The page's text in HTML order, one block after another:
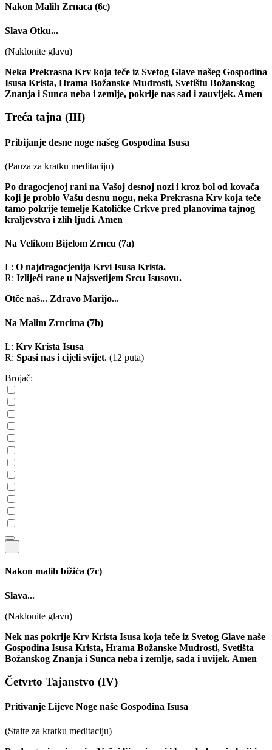
Nakon Malih Zrnaca (6c)
Slava Otku...
(Naklonite glavu)
Neka Prekrasna Krv koja teče iz Svetog Glave našeg Gospodina
Isusa Krista, Hrama Božanske Mudrosti, Svetištu Božanskog
Znanja i Sunca neba i zemlje, pokrije nas sad i zauvijek. Amen
Treća tajna (III)
Pribijanje desne noge našeg Gospodina Isusa
(Pauza za kratku meditaciju)
Po dragocjenoj rani na Vašoj desnoj nozi i kroz bol od kovača
koji je probio Vašu desnu nogu, neka Prekrasna Krv koja teče
tamo pokrije temelje Katoličke Crkve pred planovima tajnog
kraljevstva i zlih ljudi. Amen
Na Velikom Bijelom Zrncu (7a)
L: O najdragocjenija Krvi Isusa Krista.
R: Izliječi rane u Najsvetijem Srcu Isusovu.
Otče naš... Zdravo Marijo...
Na Malim Zrncima (7b)
L: Krv Krista Isusa
R: Spasi nas i cijeli svijet. (12 puta)
Brojač:
Nakon malih bižića (7c)
Slava...
(Naklonite glavu)
Nek nas pokrije Krv Krista Isusa koja teče iz Svetog Glave naše
Gospodina Isusa Krista, Hrama Božanske Mudrosti, Svetišta
Božanskog Znanja i Sunca neba i zemlje, sada i uvijek. Amen
Četvrto Tajanstvo (IV)
Pritivanje Lijeve Noge naše Gospodina Isusa
(Staite za kratku meditaciju)